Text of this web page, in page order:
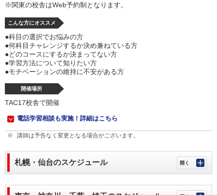
※関東の校舎はWeb予約制となります。
こんな方にオススメ
●科目の選択でお悩みの方
●何科目チャレンジするか決め兼ねている方
●どのコースにするか決まってない方
●学習方法について知りたい方
●モチベーションの維持に不安がある方
開催場所
TAC17校舎で開催
電話学習相談も実施！詳細はこちら
講師は予告なく変更となる場合がございます。
札幌・仙台のスケジュール